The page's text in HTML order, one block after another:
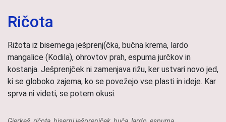
Ričota
Rižota iz bisernega ješprenj(čka, bučna krema, lardo
mangalice (Kodila), ohrovtov prah, espuma jurčkov in
kostanja. Ješprenjček ni zamenjava rižu, ker ustvari novo jed,
ki se globoko zajema, ko se povežejo vse plasti in ideje. Kar
sprva ni videti, se potem okusi.